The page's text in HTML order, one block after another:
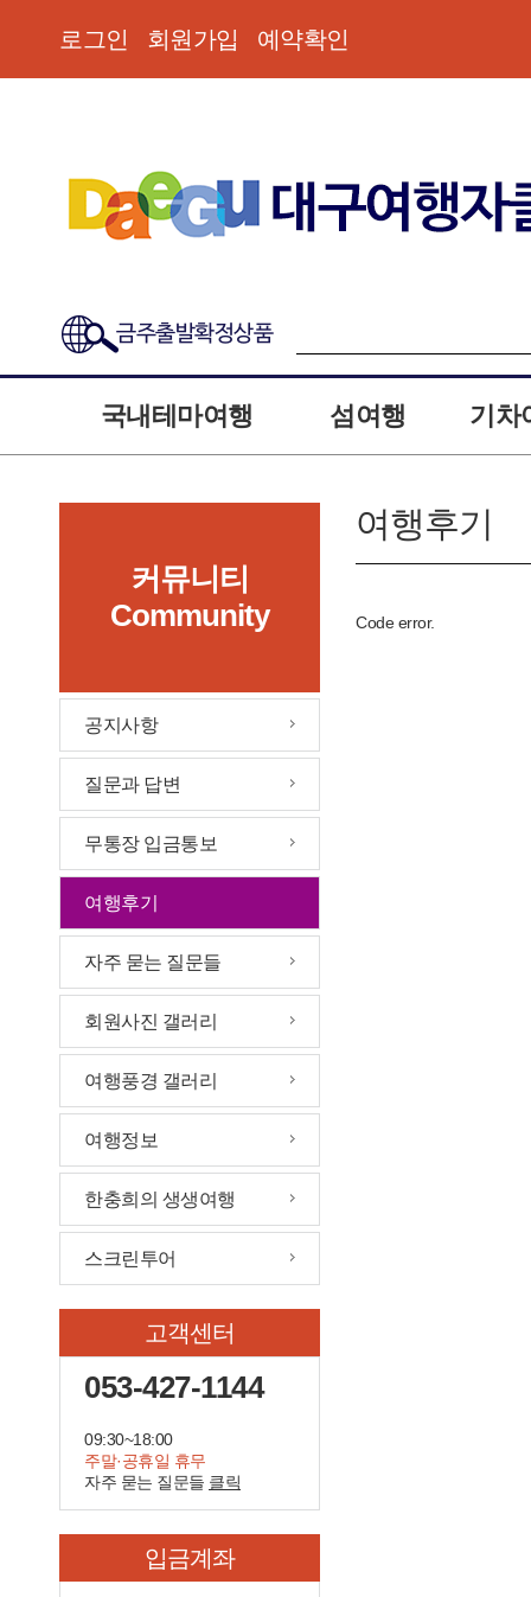
로그인 회원가입 예약확인
금주출발확정상품
국내테마여행 섬여행 기차
커뮤니티
Community
공지사항
질문과 답변
무통장 입금통보
여행후기
자주 묻는 질문들
회원사진 갤러리
여행풍경 갤러리
여행정보
한충희의 생생여행
스크린투어
고객센터
053-427-1144
09:30~18:00
주말·공휴일 휴무
자주 묻는 질문들 클릭
입금계좌
여행후기
Code error.